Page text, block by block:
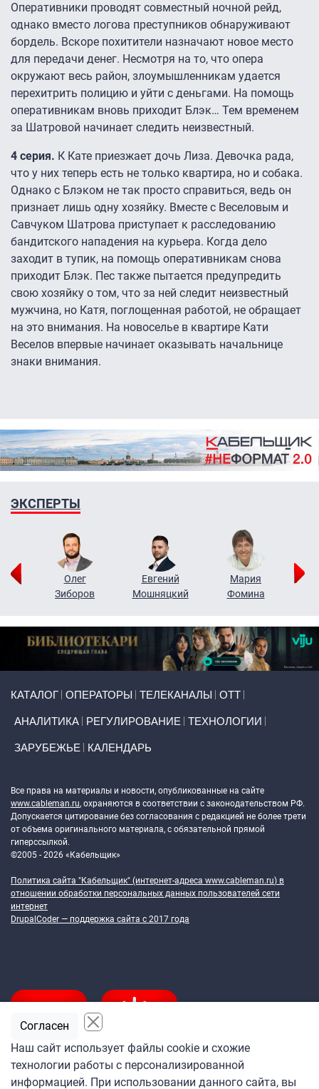
Оперативники проводят совместный ночной рейд,
однако вместо логова преступников обнаруживают
бордель. Вскоре похитители назначают новое место
для передачи денег. Несмотря на то, что опера
окружают весь район, злоумышленникам удается
перехитрить полицию и уйти с деньгами. На помощь
оперативникам вновь приходит Блэк… Тем временем
за Шатровой начинает следить неизвестный.
4 серия. К Кате приезжает дочь Лиза. Девочка рада,
что у них теперь есть не только квартира, но и собака.
Однако с Блэком не так просто справиться, ведь он
признает лишь одну хозяйку. Вместе с Веселовым и
Савчуком Шатрова приступает к расследованию
бандитского нападения на курьера. Когда дело
заходит в тупик, на помощь оперативникам снова
приходит Блэк. Пес также пытается предупредить
свою хозяйку о том, что за ней следит неизвестный
мужчина, но Катя, поглощенная работой, не обращает
на это внимания. На новоселье в квартире Кати
Веселов впервые начинает оказывать начальнице
знаки внимания.
ЭКСПЕРТЫ
Олег
Зиборов
Евгений
Мошняцкий
Мария
Фомина
КАТАЛОГ ОПЕРАТОРЫ ТЕЛЕКАНАЛЫ ОТТ
АНАЛИТИКА РЕГУЛИРОВАНИЕ ТЕХНОЛОГИИ
ЗАРУБЕЖЬЕ КАЛЕНДАРЬ
Все права на материалы и новости, опубликованные на сайте
www.cableman.ru, охраняются в соответствии с законодательством РФ.
Допускается цитирование без согласования с редакцией не более трети
от объема оригинального материала, с обязательной прямой
гиперссылкой.
©2005 - 2026 «Кабельщик»
Политика сайта "Кабельщик" (интернет-адреса www.cableman.ru) в
отношении обработки персональных данных пользователей сети
интернет
DrupalCoder — поддержка сайта c 2017 года
Подпишитесь
Наш сайт использует файлы cookie и схожие
технологии работы с персонализированной
информацией. При использовании данного сайта, вы
Согласен